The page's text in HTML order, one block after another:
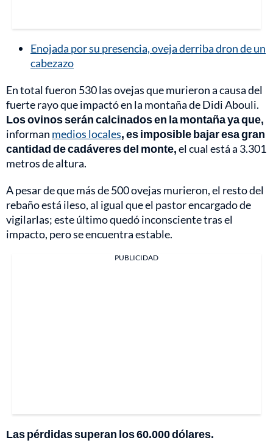
Enojada por su presencia, oveja derriba dron de un
cabezazo
En total fueron 530 las ovejas que murieron a causa del
fuerte rayo que impactó en la montaña de Didi Abouli.
Los ovinos serán calcinados en la montaña ya que,
informan medios locales, es imposible bajar esa gran
cantidad de cadáveres del monte,el cual está a 3.301
metros de altura.
A pesar de que más de 500 ovejas murieron, el resto del
rebaño está ileso, al igual que el pastor encargado de
vigilarlas; este último quedó inconsciente tras el
impacto, pero se encuentra estable.
PUBLICIDAD
Las pérdidas superan los 60.000 dólares.